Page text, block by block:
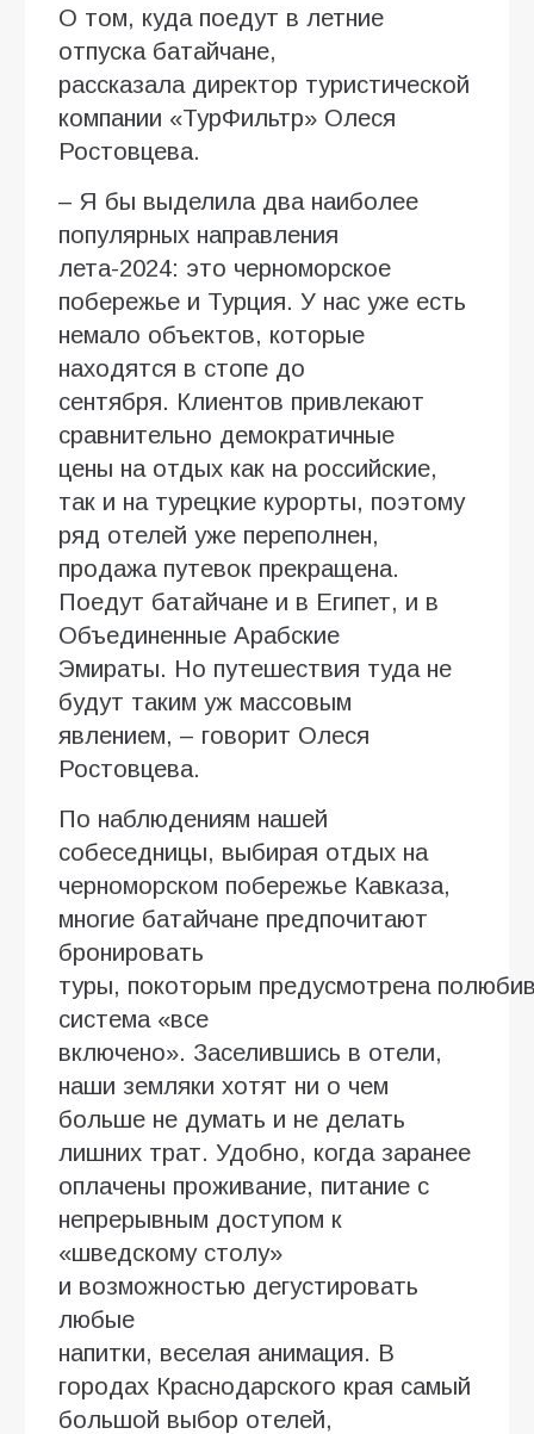
О том, куда поедут в летние
отпуска батайчане,
рассказала директор туристической
компании «ТурФильтр» Олеся
Ростовцева.
– Я бы выделила два наиболее
популярных направления
лета-2024: это черноморское
побережье и Турция. У нас уже есть
немало объектов, которые
находятся в стопе до
сентября. Клиентов привлекают
сравнительно демократичные
цены на отдых как на российские,
так и на турецкие курорты, поэтому
ряд отелей уже переполнен,
продажа путевок прекращена.
Поедут батайчане и в Египет, и в
Объединенные Арабские
Эмираты. Но путешествия туда не
будут таким уж массовым
явлением, – говорит Олеся
Ростовцева.
По наблюдениям нашей
собеседницы, выбирая отдых на
черноморском побережье Кавказа,
многие батайчане предпочитают
бронировать
туры, покоторым предусмотрена
система «все
включено». Заселившись в отели,
наши земляки хотят ни о чем
больше не думать и не делать
лишних трат. Удобно, когда заранее
оплачены проживание, питание с
непрерывным доступом к
«шведскому столу»
и возможностью дегустировать
любые
напитки, веселая анимация. В
городах Краснодарского края самый
большой выбор отелей,